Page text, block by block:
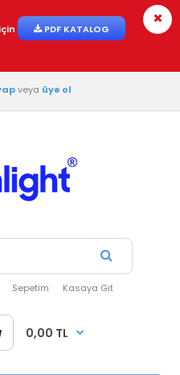
PDF KATALOG
veya üye ol
Sepetim Kasaya Git
0,00 TL